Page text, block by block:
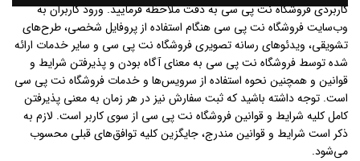
کاربردی فروشگاه نت پی سی به دقت ملاحظه فرمایید. ورود کاربران به
وب‏‌سایت فروشگاه نت پی سی هنگام استفاده از پروفایل شخصی، طرح‏‌های
تشویقی، ویدئوهای رسانه تصویری فروشگاه نت پی سی و سایر خدمات ارائه
شده توسط فروشگاه نت پی سی به معنای آگاه بودن و پذیرفتن شرایط و
قوانین و همچنین نحوه استفاده از سرویس‌‏ها و خدمات فروشگاه نت پی سی
است. توجه داشته باشید که ثبت سفارش نیز در هر زمان به معنی پذیرفتن
کامل کلیه شرایط و قوانین فروشگاه نت پی سی از سوی کاربر است. لازم به
ذکر است شرایط و قوانین مندرج، جایگزین کلیه توافق‏‌های قبلی محسوب
می‏‌شود.